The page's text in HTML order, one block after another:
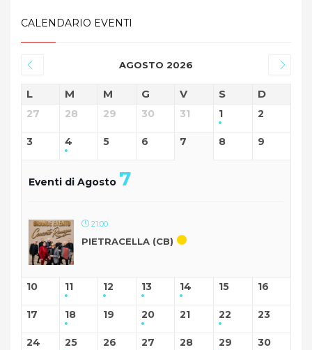
CALENDARIO EVENTI
AGOSTO 2026
L M M G V S D
27 28 29 30 31 1 2
3 4 5 6 7 8 9
Eventi di Agosto 7
21:00
PIETRACELLA (CB)
10 11 12 13 14 15 16
17 18 19 20 21 22 23
24 25 26 27 28 29 30